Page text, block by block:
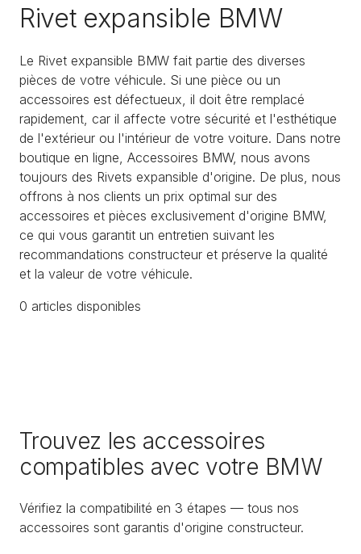
Rivet expansible BMW
Le Rivet expansible BMW fait partie des diverses
pièces de votre véhicule. Si une pièce ou un
accessoires est défectueux, il doit être remplacé
rapidement, car il affecte votre sécurité et l'esthétique
de l'extérieur ou l'intérieur de votre voiture. Dans notre
boutique en ligne, Accessoires BMW, nous avons
toujours des Rivets expansible d'origine. De plus, nous
offrons à nos clients un prix optimal sur des
accessoires et pièces exclusivement d'origine BMW,
ce qui vous garantit un entretien suivant les
recommandations constructeur et préserve la qualité
et la valeur de votre véhicule.
0 articles disponibles
Trouvez les accessoires
compatibles avec votre BMW
Vérifiez la compatibilité en 3 étapes — tous nos
accessoires sont garantis d'origine constructeur.